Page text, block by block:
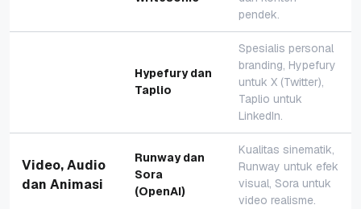
pendek.
Hypefury dan
Taplio
Spesialis personal
branding, Hypefury
untuk X (Twitter),
Taplio untuk
LinkedIn.
Video, Audio
dan Animasi
Runway dan
Sora
(OpenAI)
Kualitas sinematik,
Runway untuk efek
visual, Sora untuk
video realisme.